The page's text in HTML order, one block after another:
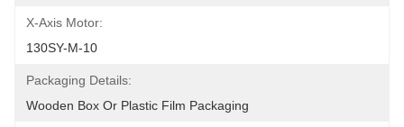
X-Axis Motor:
130SY-M-10
Packaging Details:
Wooden Box Or Plastic Film Packaging